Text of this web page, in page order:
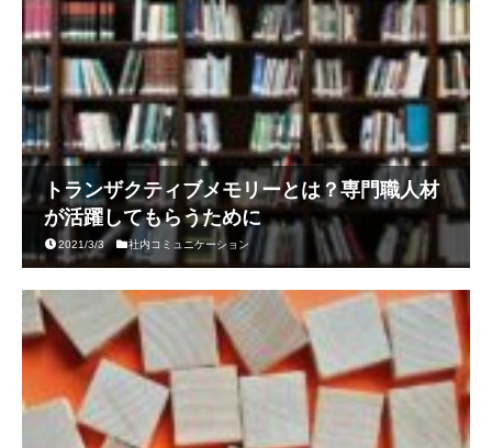
トランザクティブメモリーとは？専門職人材
が活躍してもらうために
2021/3/3 社内コミュニケーション